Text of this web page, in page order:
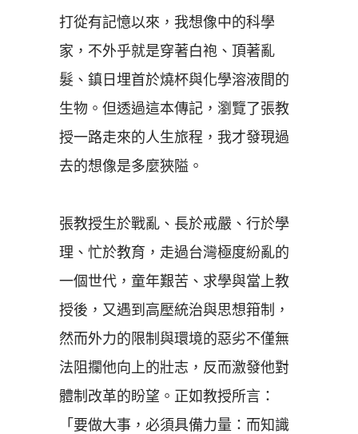
打從有記憶以來，我想像中的科學
家，不外乎就是穿著白袍、頂著亂
髮、鎮日埋首於燒杯與化學溶液間的
生物。但透過這本傳記，瀏覽了張教
授一路走來的人生旅程，我才發現過
去的想像是多麼狹隘。
張教授生於戰亂、長於戒嚴、行於學
理、忙於教育，走過台灣極度紛亂的
一個世代，童年艱苦、求學與當上教
授後，又遇到高壓統治與思想箝制，
然而外力的限制與環境的惡劣不僅無
法阻攔他向上的壯志，反而激發他對
體制改革的盼望。正如教授所言：
「要做大事，必須具備力量：而知識